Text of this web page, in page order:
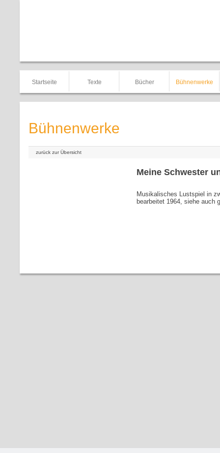
Startseite Texte Bücher Bühnenwerke
Bühnenwerke
zurück zur Übersicht
Meine Schwester
Musikalisches Lustspiel in
bearbeitet 1964, siehe auch